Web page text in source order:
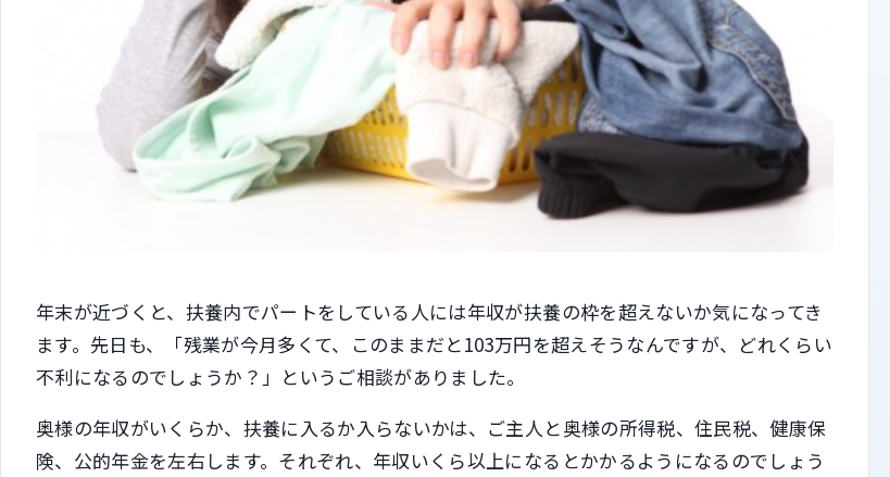
年末が近づくと、扶養内でパートをしている人には年収が扶養の枠を超えないか気になってき
ます。先日も、「残業が今月多くて、このままだと103万円を超えそうなんですが、どれくらい
不利になるのでしょうか？」というご相談がありました。
奥様の年収がいくらか、扶養に入るか入らないかは、ご主人と奥様の所得税、住民税、健康保
険、公的年金を左右します。それぞれ、年収いくら以上になるとかかるようになるのでしょう